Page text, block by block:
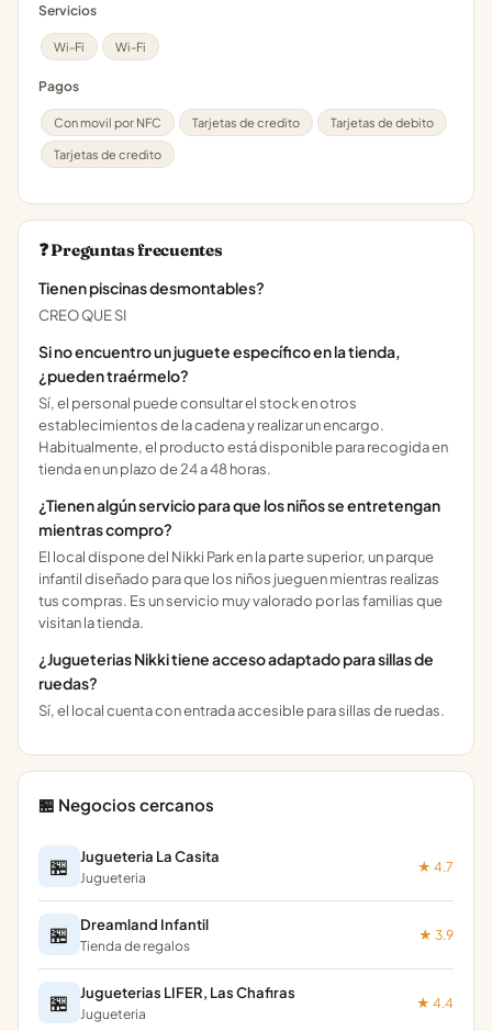
Servicios
Wi-Fi Wi-Fi
Pagos
Con movil por NFC Tarjetas de credito Tarjetas de debito
Tarjetas de credito
❓ Preguntas frecuentes
Tienen piscinas desmontables?
CREO QUE SI
Si no encuentro un juguete específico en la tienda,
¿pueden traérmelo?
Sí, el personal puede consultar el stock en otros
establecimientos de la cadena y realizar un encargo.
Habitualmente, el producto está disponible para recogida en
tienda en un plazo de 24 a 48 horas.
¿Tienen algún servicio para que los niños se entretengan
mientras compro?
El local dispone del Nikki Park en la parte superior, un parque
infantil diseñado para que los niños jueguen mientras realizas
tus compras. Es un servicio muy valorado por las familias que
visitan la tienda.
¿Jugueterias Nikki tiene acceso adaptado para sillas de
ruedas?
Sí, el local cuenta con entrada accesible para sillas de ruedas.
🏪 Negocios cercanos
🏪 Jugueteria La Casita
Jugueteria
★ 4.7
🏪 Dreamland Infantil
Tienda de regalos
★ 3.9
🏪 Jugueterias LIFER, Las Chafiras
Jugueteria
★ 4.4